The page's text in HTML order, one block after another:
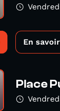
En
Place